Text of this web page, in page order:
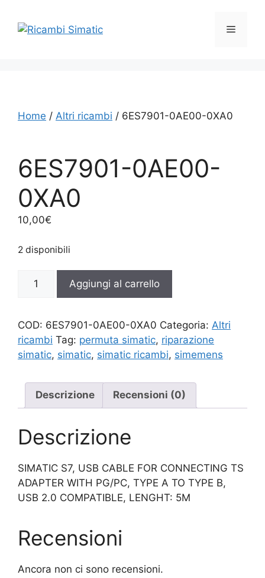
contenuto
Menu
Home / Altri ricambi / 6ES7901-0AE00-0XA0
6ES7901-0AE00-
0XA0
10,00€
2 disponibili
0AE00-
quantità
Aggiungi al carrello
COD: 6ES7901-0AE00-0XA0 Categoria: Altri
ricambi Tag: permuta simatic, riparazione
simatic, simatic, simatic ricambi, simemens
Descrizione Recensioni (0)
Descrizione
SIMATIC S7, USB CABLE FOR CONNECTING TS
ADAPTER WITH PG/PC, TYPE A TO TYPE B,
USB 2.0 COMPATIBLE, LENGHT: 5M
Recensioni
Ancora non ci sono recensioni.